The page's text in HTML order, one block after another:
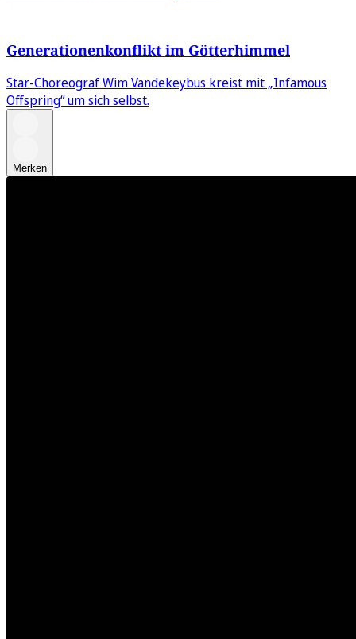
Generationenkonflikt im Götterhimmel
Star-Choreograf Wim Vandekeybus kreist mit „Infamous
Offspring“ um sich selbst.
Merken